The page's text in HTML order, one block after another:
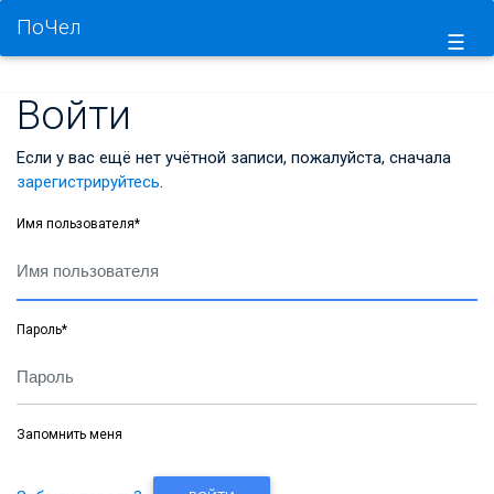
☰
ПоЧел
Войти
Если у вас ещё нет учётной записи, пожалуйста, сначала
зарегистрируйтесь.
Имя пользователя*
Пароль*
Запомнить меня